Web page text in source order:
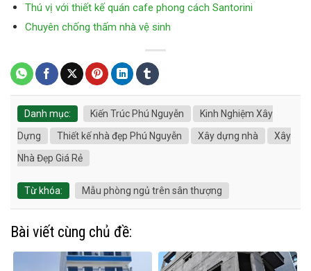
Thú vị với thiết kế quán cafe phong cách Santorini
Chuyên chống thấm nhà vệ sinh
Danh mục: Kiến Trúc Phú Nguyễn
Kinh Nghiệm Xây
Dựng
Thiết kế nhà đẹp Phú Nguyễn Xây dựng nhà
Xây
Nhà Đẹp Giá Rẻ
Từ khóa: Mẫu phòng ngủ trên sân thượng
Bài viết cùng chủ đề: